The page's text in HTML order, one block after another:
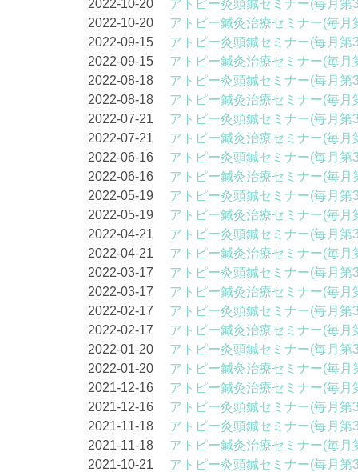
2022-10-20
アトピー灸頭鍼セミナー(毎月第
2022-10-20 アトピー鍼灸治療セミナー(毎月
2022-09-15 アトピー灸頭鍼セミナー(毎月第
2022-09-15 アトピー鍼灸治療セミナー(毎月
2022-08-18 アトピー灸頭鍼セミナー(毎月第
2022-08-18 アトピー鍼灸治療セミナー(毎月
2022-07-21 アトピー灸頭鍼セミナー(毎月第
2022-07-21 アトピー鍼灸治療セミナー(毎月
2022-06-16 アトピー灸頭鍼セミナー(毎月第
2022-06-16 アトピー鍼灸治療セミナー(毎月
2022-05-19 アトピー灸頭鍼セミナー(毎月第
2022-05-19 アトピー鍼灸治療セミナー(毎月
2022-04-21 アトピー灸頭鍼セミナー(毎月第
2022-04-21 アトピー鍼灸治療セミナー(毎月
2022-03-17 アトピー灸頭鍼セミナー(毎月第
2022-03-17 アトピー鍼灸治療セミナー(毎月
2022-02-17 アトピー灸頭鍼セミナー(毎月第
2022-02-17 アトピー鍼灸治療セミナー(毎月
2022-01-20 アトピー灸頭鍼セミナー(毎月第
2022-01-20 アトピー鍼灸治療セミナー(毎月
2021-12-16 アトピー鍼灸治療セミナー(毎月
2021-12-16 アトピー灸頭鍼セミナー(毎月第
2021-11-18 アトピー灸頭鍼セミナー(毎月第
2021-11-18 アトピー鍼灸治療セミナー(毎月
2021-10-21 アトピー灸頭鍼セミナー(毎月第